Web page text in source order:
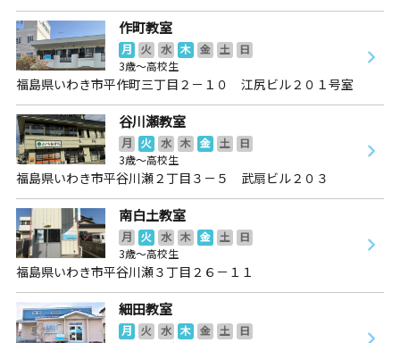
作町教室
月 火 水 木 金 土
日
3歳～高校生
福島県いわき市平作町三丁目２－１０ 江尻ビル２０１号室
谷川瀬教室
月 火 水 木 金 土
日
3歳～高校生
福島県いわき市平谷川瀬２丁目３－５ 武扇ビル２０３
南白土教室
月 火 水 木 金 土
日
3歳～高校生
福島県いわき市平谷川瀬３丁目２６－１１
細田教室
月 火 水 木 金 土
日